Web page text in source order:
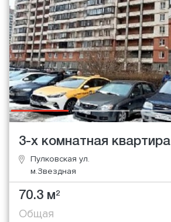
3-х комнатная квартира
Пулковская ул.
м.Звездная
70.3 м2
Общая